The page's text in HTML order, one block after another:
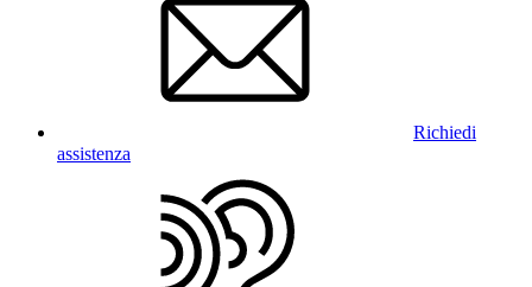
Richiedi
assistenza